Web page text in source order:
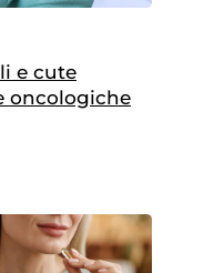
e cute
oncologiche